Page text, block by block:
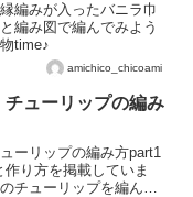
編みが入ったバニラ巾
編み図で編んでみよう
time♪
amichico_chicoami
ューリップの編み
ーリップの編み方part1
り方を掲載していま
チューリップを編んで